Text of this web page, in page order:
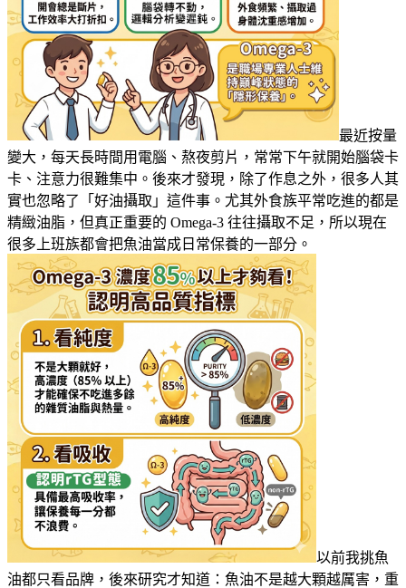
最近按量
變大，每天長時間用電腦、熬夜剪片，常常下午就開始腦袋卡
卡、注意力很難集中。後來才發現，除了作息之外，很多人其
實也忽略了「好油攝取」這件事。尤其外食族平常吃進的都是
精緻油脂，但真正重要的 Omega-3 往往攝取不足，所以現在
很多上班族都會把魚油當成日常保養的一部分。
以前我挑魚
油都只看品牌，後來研究才知道：魚油不是越大顆越厲害，重